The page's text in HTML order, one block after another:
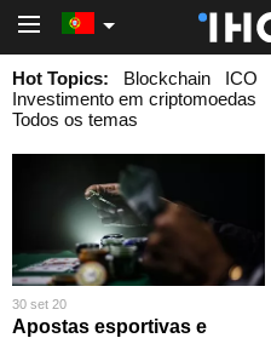
Hot Topics:
Blockchain ICO
Investimento em criptomoedas
Todos os temas
30 set 20
Apostas esportivas e